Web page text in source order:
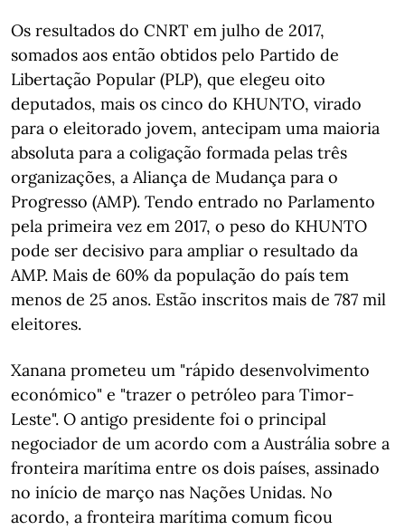
Os resultados do CNRT em julho de 2017,
somados aos então obtidos pelo Partido de
Libertação Popular (PLP), que elegeu oito
deputados, mais os cinco do KHUNTO, virado
para o eleitorado jovem, antecipam uma maioria
absoluta para a coligação formada pelas três
organizações, a Aliança de Mudança para o
Progresso (AMP). Tendo entrado no Parlamento
pela primeira vez em 2017, o peso do KHUNTO
pode ser decisivo para ampliar o resultado da
AMP. Mais de 60% da população do país tem
menos de 25 anos. Estão inscritos mais de 787 mil
eleitores.
Xanana prometeu um "rápido desenvolvimento
económico" e "trazer o petróleo para Timor-
Leste". O antigo presidente foi o principal
negociador de um acordo com a Austrália sobre a
fronteira marítima entre os dois países, assinado
no início de março nas Nações Unidas. No
acordo, a fronteira marítima comum ficou